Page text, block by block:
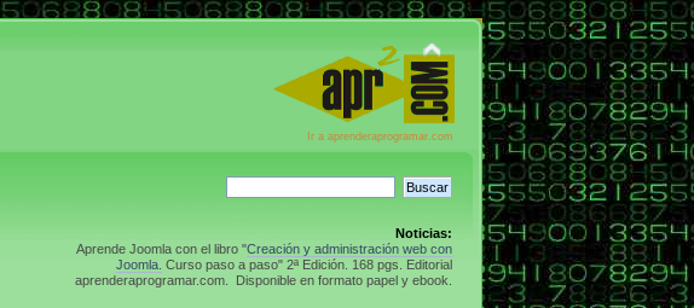
Ir a aprenderaprogramar.com
Noticias:
Aprende Joomla con el libro "Creación y administración web con
Joomla. Curso paso a paso" 2ª Edición. 168 pgs. Editorial
aprenderaprogramar.com. Disponible en formato papel y ebook.